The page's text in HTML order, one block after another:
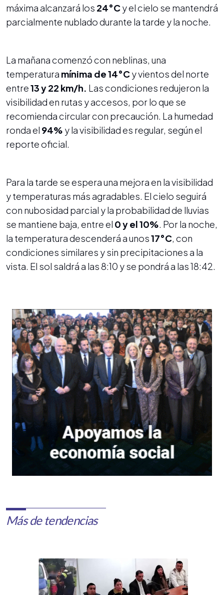
máxima alcanzará los 24°Cy el cielo se mantendrá
parcialmente nublado durante la tarde y la noche.
La mañana comenzó con neblinas, una
temperatura mínima de 14°Cy vientos del norte
entre13 y 22 km/h. Las condiciones redujeron la
visibilidad en rutas y accesos, por lo que se
recomienda circular con precaución. La humedad
ronda el 94% y la visibilidad es regular, según el
reporte oficial.
Para la tarde se espera una mejora en la visibilidad
y temperaturas más agradables. El cielo seguirá
con nubosidad parcial y la probabilidad de lluvias
se mantiene baja, entre el 0 y el 10% . Por la noche,
la temperatura descenderá a unos17°C , con
condiciones similares y sin precipitaciones a la
vista. El sol saldrá a las 8:10 y se pondrá a las 18:42.
Más de tendencias